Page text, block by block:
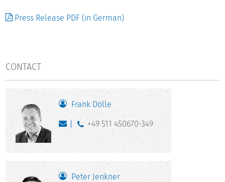
Press Release PDF (in German)
CONTACT
Frank Dölle
+49 511 450670-349
Peter Jenkner